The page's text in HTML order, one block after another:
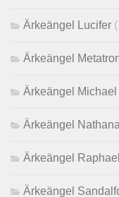
Ärkeängel Lucifer
Ärkeängel
Ärkeängel Michael
Ärkeängel
Ärkeängel Raphael
Ärkeängel